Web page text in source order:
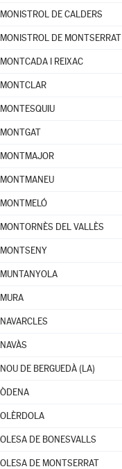
MONISTROL DE CALDERS
MONISTROL DE MONTSERRAT
MONTCADA I REIXAC
MONTCLAR
MONTESQUIU
MONTGAT
MONTMAJOR
MONTMANEU
MONTMELÓ
MONTORNÈS DEL VALLÈS
MONTSENY
MUNTANYOLA
MURA
NAVARCLES
NAVÀS
NOU DE BERGUEDÀ (LA)
ÒDENA
OLÈRDOLA
OLESA DE BONESVALLS
OLESA DE MONTSERRAT